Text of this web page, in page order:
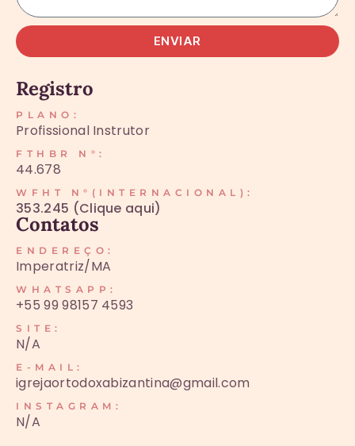
ENVIAR
Registro
PLANO:
Profissional Instrutor
FTHBR N°:
44.678
WFHT N°(INTERNACIONAL):
353.245 (Clique aqui)
Contatos
ENDEREÇO:
Imperatriz/MA
WHATSAPP:
+55 99 98157 4593
SITE:
N/A
E-MAIL:
igrejaortodoxabizantina@gmail.com
INSTAGRAM:
N/A